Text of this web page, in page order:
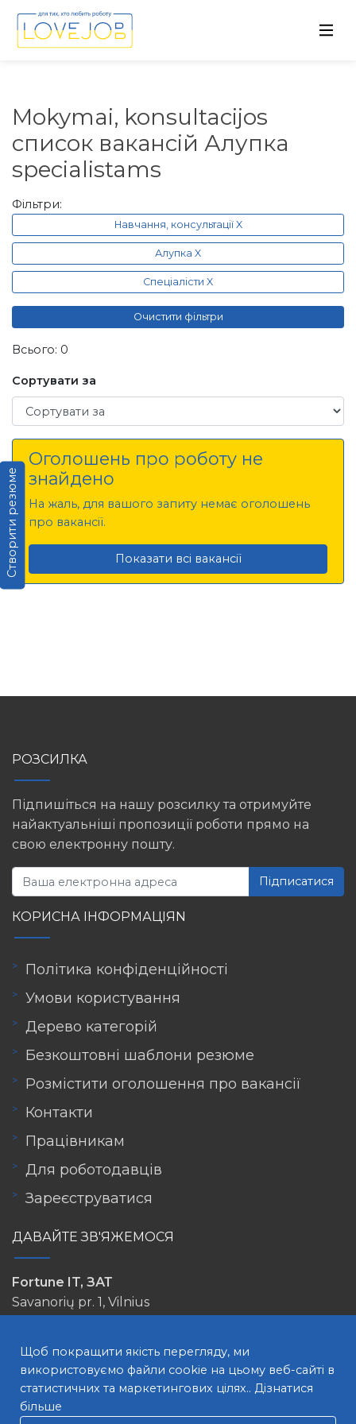
Створити резюме
Mokymai, konsultacijos
список вакансій Алупка
specialistams
Фільтри:
Навчання, консультації X
Алупка X
Спеціалісти X
Очистити фільтри
Всього: 0
Сортувати за
Сортувати за
Оголошень про роботу не
знайдено
На жаль, для вашого запиту немає оголошень
про вакансії.
Показати всі вакансії
РОЗСИЛКА
Підпишіться на нашу розсилку та отримуйте
найактуальніші пропозиції роботи прямо на
свою електронну пошту.
Підписатися
КОРИСНА ІНФОРМАЦІЯN
Політика конфіденційності
Умови користування
Дерево категорій
Безкоштовні шаблони резюме
Розмістити оголошення про вакансії
Контакти
Працівникам
Для роботодавців
Зареєструватися
ДАВАЙТЕ ЗВ'ЯЖЕМОСЯ
Fortune IT, ЗАТ
Savanorių pr. 1, Vilnius
Щоб покращити якість перегляду, ми
використовуємо файли cookie на цьому веб-сайті в
статистичних та маркетингових цілях.. Дізнатися
більше